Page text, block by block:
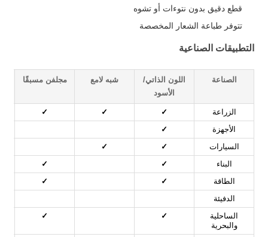
قطع دقيق بدون نتوءات أو تشوه
تتوفر طباعة الشعار المخصصة
التطبيقات الصناعية
الصناعة
اللون الذاتي/
الأسود
شبه لامع
مجلفن مسبقًا
الزراعة ✓
✓
✓
الأجهزة
✓
السيارات
✓
✓
البناء
✓
✓
الطاقة
✓
✓
الدفيئة
الساحلية
والبحرية
✓
✓